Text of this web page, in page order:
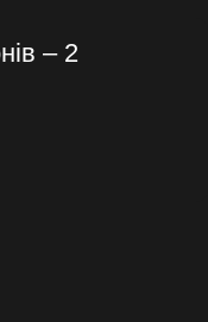
– 2